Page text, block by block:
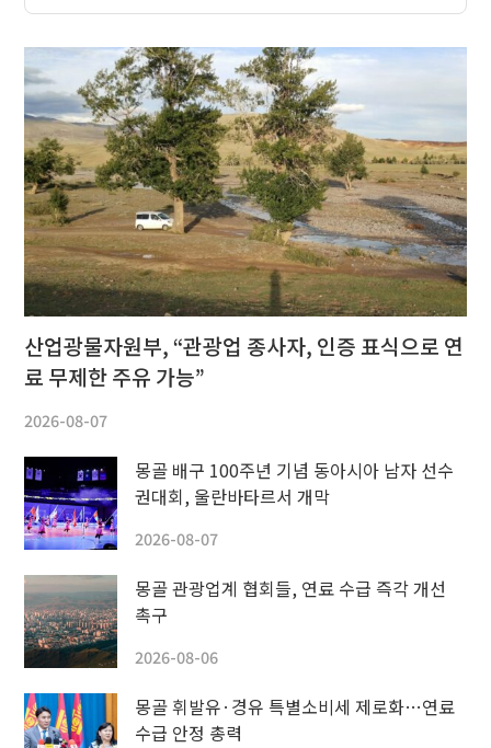
산업광물자원부, “관광업 종사자, 인증 표식으로 연
료 무제한 주유 가능”
2026-08-07
몽골 배구 100주년 기념 동아시아 남자 선수
권대회, 울란바타르서 개막
2026-08-07
몽골 관광업계 협회들, 연료 수급 즉각 개선
촉구
2026-08-06
몽골 휘발유·경유 특별소비세 제로화…연료
수급 안정 총력